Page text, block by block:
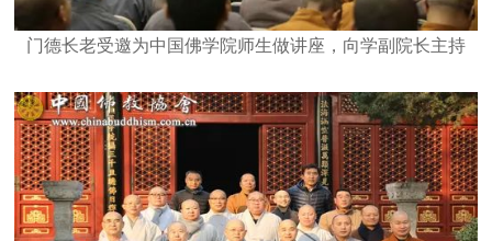
门德长老受邀为中国佛学院师生做讲座，向学副院长主持